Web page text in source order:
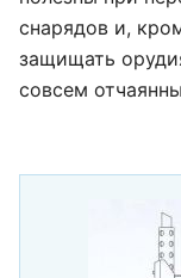
снарядов и,
защищать
совсем